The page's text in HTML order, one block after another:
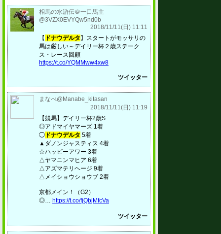
相馬の水滸伝＠一口馬主
@3VZX0EVYQw5nd0b
2018/11/11(日) 11:11
【 ドナウデルタ 】スタートがモッサリの
馬は厳しい～デイリー杯２歳ステーク
ス・レース回顧
https://t.co/YQMMww4xw8
ツイッター
まなべ@Manabe_kitasan
2018/11/11(日) 11:19
【競馬】デイリー杯2歳S
◎アドマイヤマーズ 1着
◯ ドナウデルタ 5着
▲ダノンジャスティス 4着
☆ハッピーアワー 3着
△ヤマニンマヒア 6着
△アズマテリヘージ 9着
△メイショウショウブ 2着
京都メイン！（G2）
◎… https://t.co/fjQbjMfcVa
ツイッター